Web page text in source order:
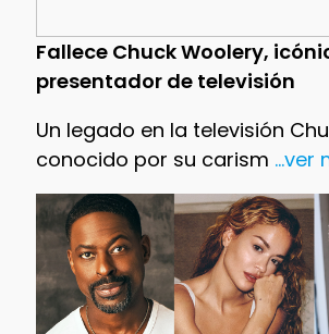
Fallece Chuck Woolery,
presentador de televisión
Un legado en la televisión
conocido por su carism ...ver